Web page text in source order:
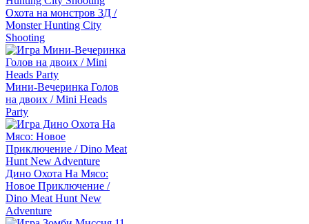
Охота на монстров 3Д /
Monster Hunting City
Shooting
Мини-Вечеринка Голов
на двоих / Mini Heads
Party
Дино Охота На Мясо:
Новое Приключение /
Dino Meat Hunt New
Adventure